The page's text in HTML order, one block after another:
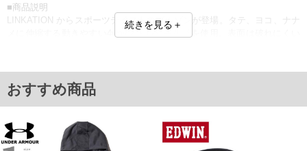
■商品説明
LINKATION からスポーツテイストのブルゾンが登場。タテ、ヨコ、ナナ
メに伸縮する動きやすい4wayストレッチ生地を使用。表面は破れにくい
サイズ/肩幅/袖丈/胸囲/着丈
2L/50/65/120/70
4L/54/67/132/74
5L/56/68/138/76
続きを見る＋
おすすめ商品